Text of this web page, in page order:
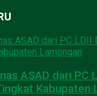
ASAD dari PC
Kabupaten